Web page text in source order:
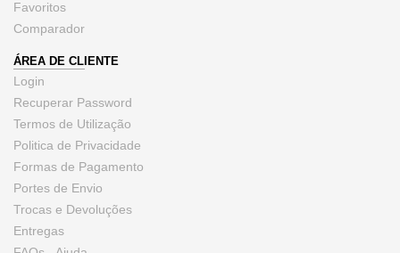
Favoritos
Comparador
ÁREA DE CLIENTE
Login
Recuperar Password
Termos de Utilização
Politica de Privacidade
Formas de Pagamento
Portes de Envio
Trocas e Devoluções
Entregas